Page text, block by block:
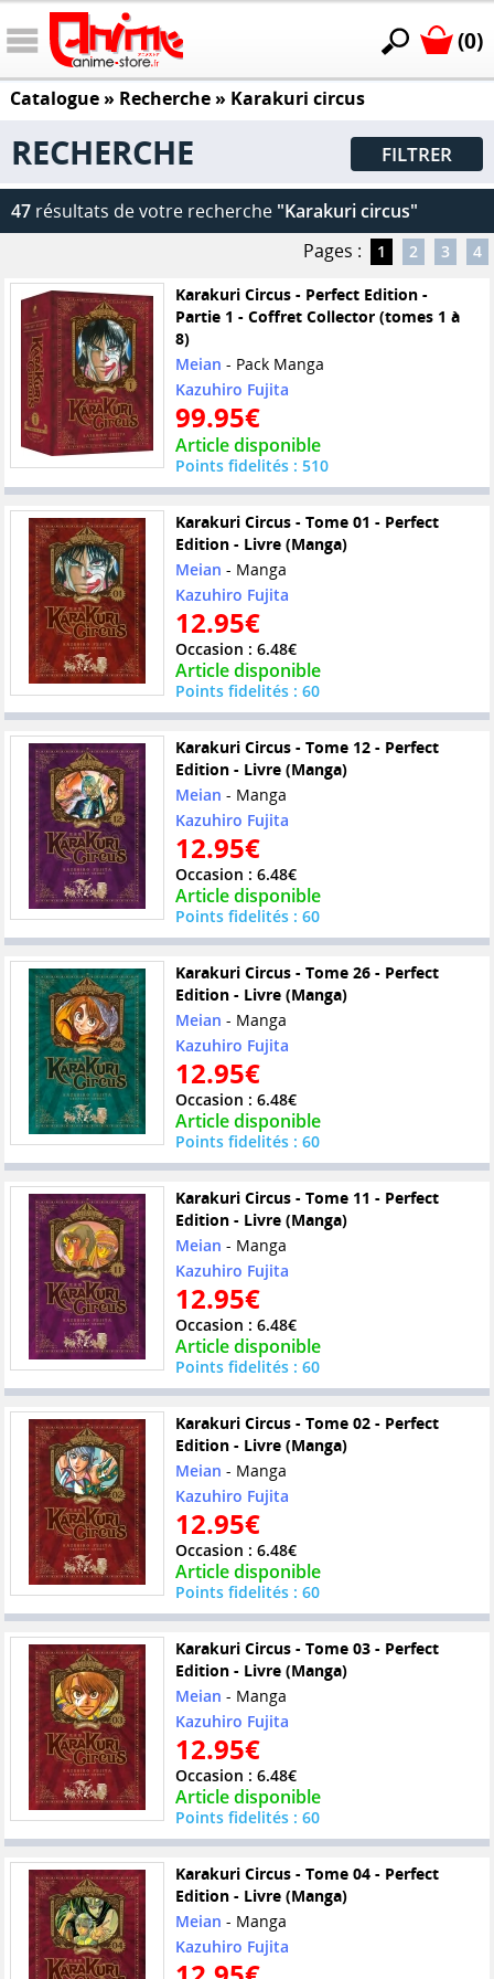
(0)
Catalogue» Recherche » Karakuri circus
RECHERCHE FILTRER
47 résultats de votre recherche "Karakuri circus"
Pages :
1 2 3 4
Karakuri Circus - Perfect Edition -
Partie 1 - Coffret Collector (tomes 1 à
8)
Meian - Pack Manga
Kazuhiro Fujita
99.95€
Article disponible
Points fidelités : 510
Karakuri Circus - Tome 01 - Perfect
Edition - Livre (Manga)
Meian - Manga
Kazuhiro Fujita
12.95€
Occasion : 6.48€
Article disponible
Points fidelités : 60
Karakuri Circus - Tome 12 - Perfect
Edition - Livre (Manga)
Meian - Manga
Kazuhiro Fujita
12.95€
Occasion : 6.48€
Article disponible
Points fidelités : 60
Karakuri Circus - Tome 26 - Perfect
Edition - Livre (Manga)
Meian - Manga
Kazuhiro Fujita
12.95€
Occasion : 6.48€
Article disponible
Points fidelités : 60
Karakuri Circus - Tome 11 - Perfect
Edition - Livre (Manga)
Meian - Manga
Kazuhiro Fujita
12.95€
Occasion : 6.48€
Article disponible
Points fidelités : 60
Karakuri Circus - Tome 02 - Perfect
Edition - Livre (Manga)
Meian - Manga
Kazuhiro Fujita
12.95€
Occasion : 6.48€
Article disponible
Points fidelités : 60
Karakuri Circus - Tome 03 - Perfect
Edition - Livre (Manga)
Meian - Manga
Kazuhiro Fujita
12.95€
Occasion : 6.48€
Article disponible
Points fidelités : 60
Karakuri Circus - Tome 04 - Perfect
Edition - Livre (Manga)
Meian - Manga
Kazuhiro Fujita